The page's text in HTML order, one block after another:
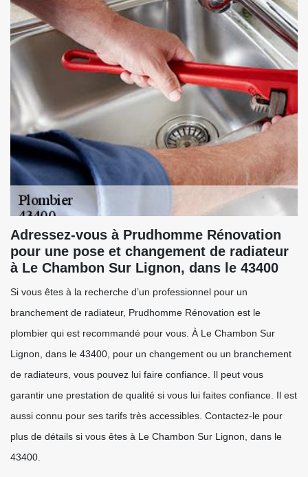
Adressez-vous à Prudhomme Rénovation
pour une pose et changement de radiateur
à Le Chambon Sur Lignon, dans le 43400
Si vous êtes à la recherche d’un professionnel pour un
branchement de radiateur, Prudhomme Rénovation est le
plombier qui est recommandé pour vous. À Le Chambon Sur
Lignon, dans le 43400, pour un changement ou un branchement
de radiateurs, vous pouvez lui faire confiance. Il peut vous
garantir une prestation de qualité si vous lui faites confiance. Il est
aussi connu pour ses tarifs très accessibles. Contactez-le pour
plus de détails si vous êtes à Le Chambon Sur Lignon, dans le
43400.